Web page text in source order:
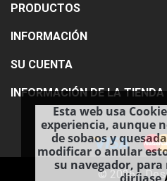
Esta web usa
experiencia, aunque
de sobaos y
modificar o anular
su navegador,
PRODUCTOS
INFORMACIÓN
SU CUENTA
INFORMACIÓN DE LA TIENDA
© 2026 -